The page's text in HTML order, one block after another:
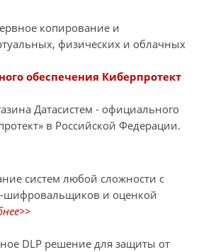
копирование и
физических и облачных
обеспечения Киберпротект
Датасиcтем - официального
в Российской Федерации.
систем любой сложности с
шифровальщиков и оценкой
DLP решение для защиты от